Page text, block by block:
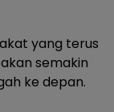
yang terus
semakin
ke depan.